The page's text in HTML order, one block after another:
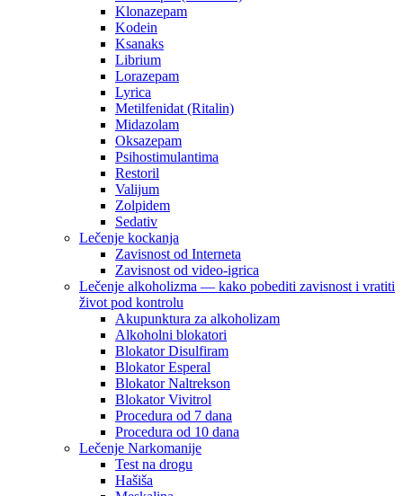
Klonazepam
Kodein
Ksanaks
Librium
Lorazepam
Lyrica
Metilfenidat (Ritalin)
Midazolam
Oksazepam
Psihostimulantima
Restoril
Valijum
Zolpidem
Sedativ
Lečenje kockanja
Zavisnost od Interneta
Zavisnost od video-igrica
Lečenje alkoholizma — kako pobediti zavisnost i vratiti
život pod kontrolu
Akupunktura za alkoholizam
Alkoholni blokatori
Blokator Disulfiram
Blokator Esperal
Blokator Naltrekson
Blokator Vivitrol
Procedura od 7 dana
Procedura od 10 dana
Lečenje Narkomanije
Test na drogu
Hašiša